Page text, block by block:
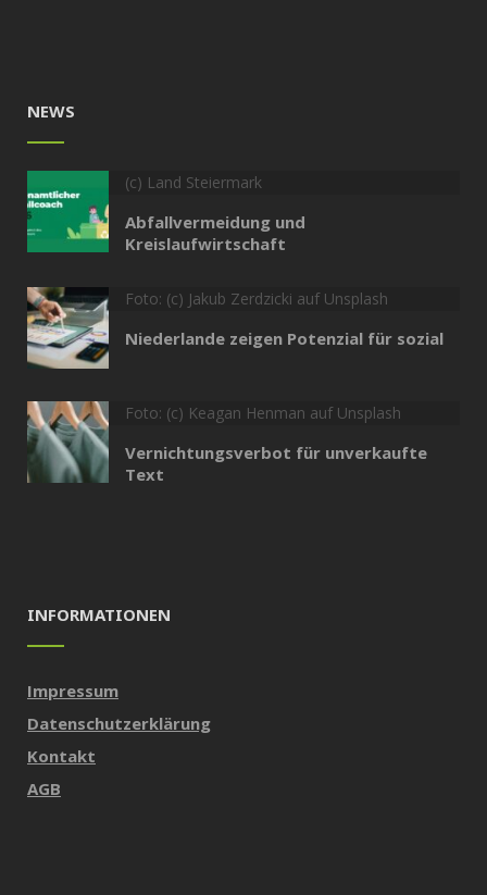
NEWS
(c) Land Steiermark
Abfallvermeidung und
Kreislaufwirtschaft
Foto: (c) Jakub Zerdzicki auf Unsplash
Niederlande zeigen Potenzial für sozial
Foto: (c) Keagan Henman auf Unsplash
Vernichtungsverbot für unverkaufte
Text
INFORMATIONEN
Impressum
Datenschutzerklärung
Kontakt
AGB